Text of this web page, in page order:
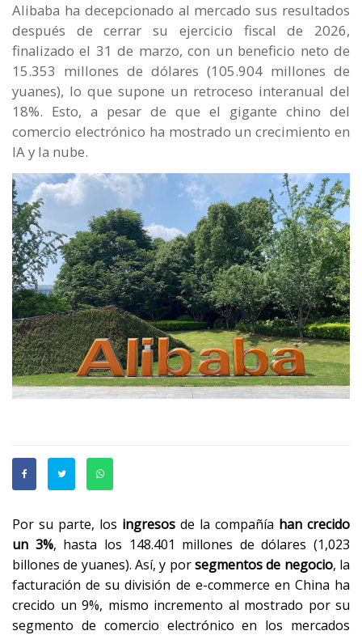
Alibaba ha decepcionado al mercado sus resultados
después de cerrar su ejercicio fiscal de 2026,
finalizado el 31 de marzo, con un beneficio neto de
15.353 millones de dólares (105.904 millones de
yuanes), lo que supone un retroceso interanual del
18%. Esto, a pesar de que el gigante chino del
comercio electrónico ha mostrado un crecimiento en
IA y la nube.
Por su parte, los ingresos de la compañía han crecido
un 3%, hasta los 148.401 millones de dólares (1,023
billones de yuanes). Así, y porsegmentos de negocio, la
facturación de su división de e-commerce en China ha
crecido un 9%, mismo incremento al mostrado por su
segmento de comercio electrónico en los mercados